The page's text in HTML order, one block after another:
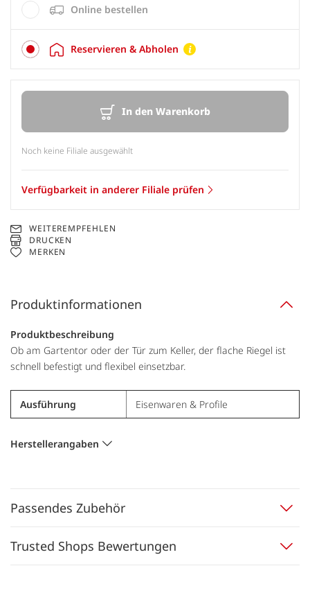
Online bestellen
Reservieren & Abholen
In den Warenkorb
Noch keine Filiale ausgewählt
Verfügbarkeit in anderer Filiale prüfen
WEITEREMPFEHLEN
DRUCKEN
MERKEN
Produktinformationen
Produktbeschreibung
Ob am Gartentor oder der Tür zum Keller, der flache Riegel ist
schnell befestigt und flexibel einsetzbar.
Ausführung Eisenwaren & Profile
Herstellerangaben
Passendes Zubehör
Trusted Shops Bewertungen